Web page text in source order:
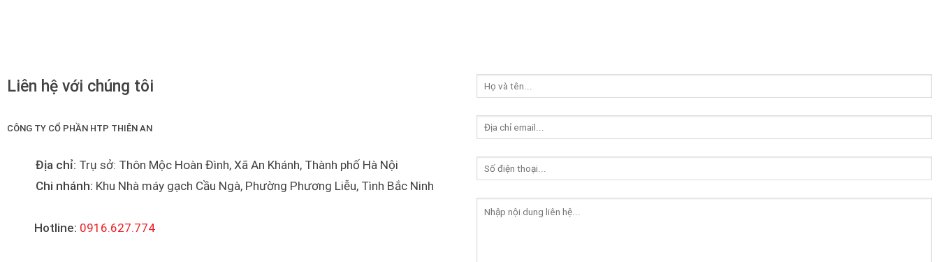
Liên hệ với chúng tôi
CÔNG TY CỔ PHẦN HTP THIÊN AN
Địa chỉ: Trụ sở: Thôn Mộc Hoàn Đình, Xã An Khánh, Thành phố Hà Nội
Chi nhánh: Khu Nhà máy gạch Cầu Ngà, Phường Phương Liễu, Tình Bắc Ninh
Hotline: 0916.627.774